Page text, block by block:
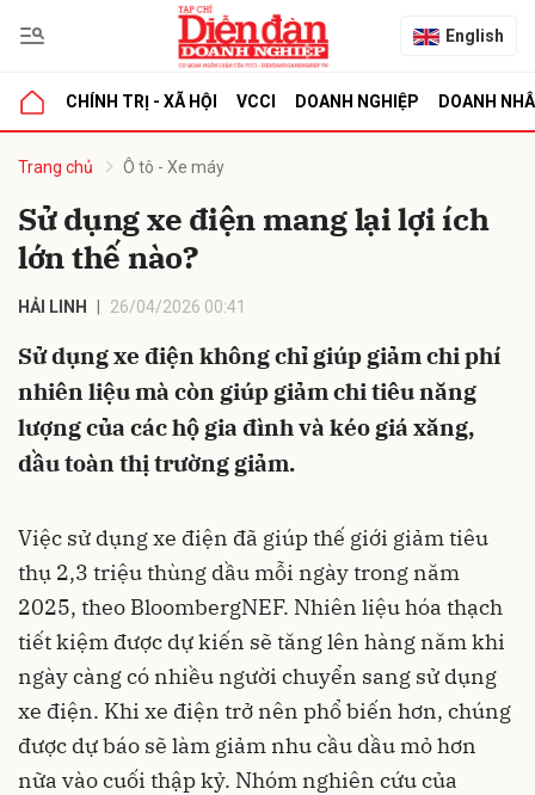
English
CHÍNH TRỊ - XÃ HỘI VCCI DOANH NGHIỆP DOANH
Trang chủ Ô tô - Xe máy
Sử dụng xe điện mang lại lợi ích
lớn thế nào?
HẢI LINH 26/04/2026 00:41
Sử dụng xe điện không chỉ giúp giảm chi phí
nhiên liệu mà còn giúp giảm chi tiêu năng
lượng của các hộ gia đình và kéo giá xăng,
dầu toàn thị trường giảm.
Việc sử dụng xe điện đã giúp thế giới giảm tiêu
thụ 2,3 triệu thùng dầu mỗi ngày trong năm
2025, theo BloombergNEF. Nhiên liệu hóa thạch
tiết kiệm được dự kiến sẽ tăng lên hàng năm khi
ngày càng có nhiều người chuyển sang sử dụng
xe điện. Khi xe điện trở nên phổ biến hơn, chúng
được dự báo sẽ làm giảm nhu cầu dầu mỏ hơn
nữa vào cuối thập kỷ. Nhóm nghiên cứu của
luận
Hủy